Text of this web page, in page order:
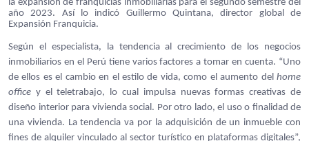
la expansión de franquicias inmobiliarias para el segundo semestre del
año 2023. Así lo indicó Guillermo Quintana, director global de
Expansión Franquicia.
Según el especialista, la tendencia al crecimiento de los negocios
inmobiliarios en el Perú tiene varios factores a tomar en cuenta. “Uno
de ellos es el cambio en el estilo de vida, como el aumento del home
office y el teletrabajo, lo cual impulsa nuevas formas creativas de
diseño interior para vivienda social. Por otro lado, el uso o finalidad de
una vivienda. La tendencia va por la adquisición de un inmueble con
fines de alquiler vinculado al sector turístico en plataformas digitales”,